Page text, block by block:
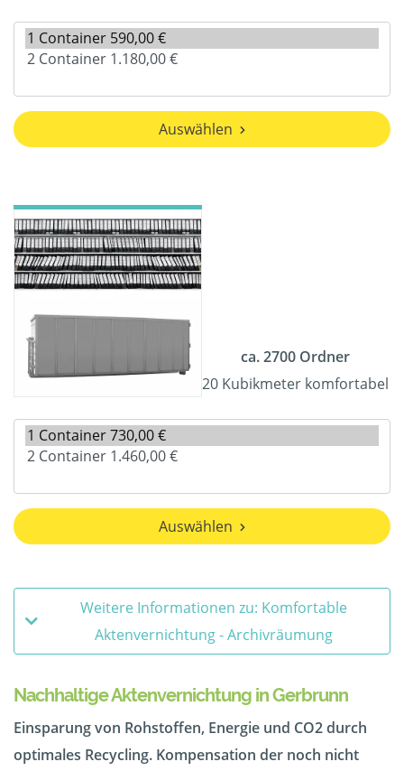
Auswählen
ca. 2700 Ordner
20 Kubikmeter komfortabel
Auswählen
Weitere Informationen zu: Komfortable
Aktenvernichtung - Archivräumung
Nachhaltige Aktenvernichtung in Gerbrunn
Einsparung von Rohstoffen, Energie und CO2 durch
optimales Recycling. Kompensation der noch nicht